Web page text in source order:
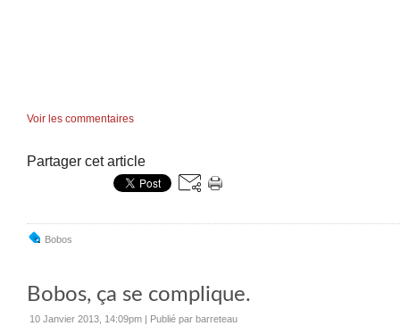
Voir les commentaires
Partager cet article
Bobos
Bobos, ça se complique.
10 Janvier 2013, 14:09pm | Publié par barreteau